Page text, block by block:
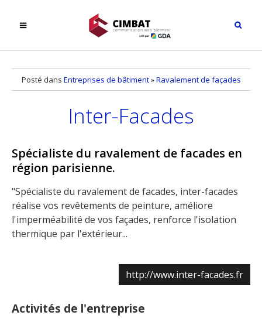
Posté dans Entreprises de bâtiment»Ravalement de façades
Inter-Facades
Spécialiste du ravalement de facades en
région parisienne.
"Spécialiste du ravalement de facades, inter-facades
réalise vos revêtements de peinture, améliore
l'imperméabilité de vos façades, renforce l'isolation
thermique par l'extérieur...
http://www.inter-facades.fr
Activités de l'entreprise